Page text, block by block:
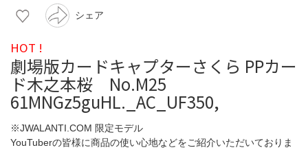
シェア
HOT !
劇場版カードキャプターさくら PPカー
ド木之本桜 No.M25
61MNGz5guHL._AC_UF350,
※JWALANTI.COM 限定モデル
YouTuberの皆様に商品の使い心地などをご紹介いただいておりま